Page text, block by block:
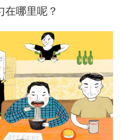
在哪里呢？